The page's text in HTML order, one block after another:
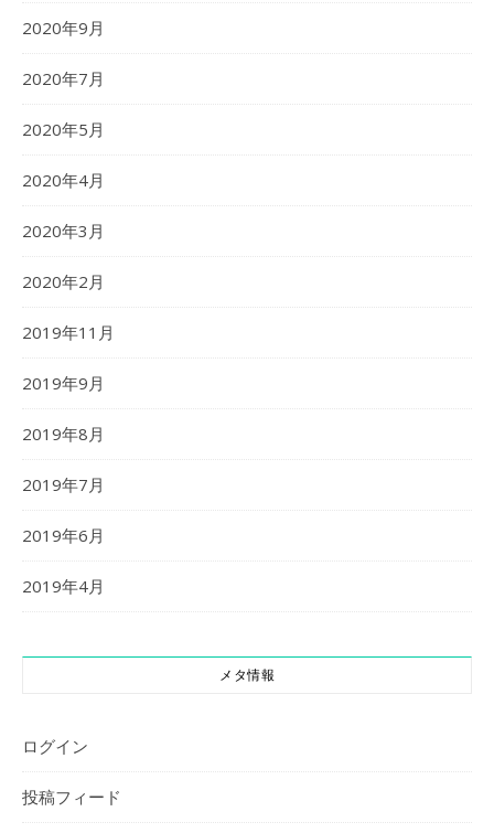
2020年9月
2020年7月
2020年5月
2020年4月
2020年3月
2020年2月
2019年11月
2019年9月
2019年8月
2019年7月
2019年6月
2019年4月
メタ情報
ログイン
投稿フィード